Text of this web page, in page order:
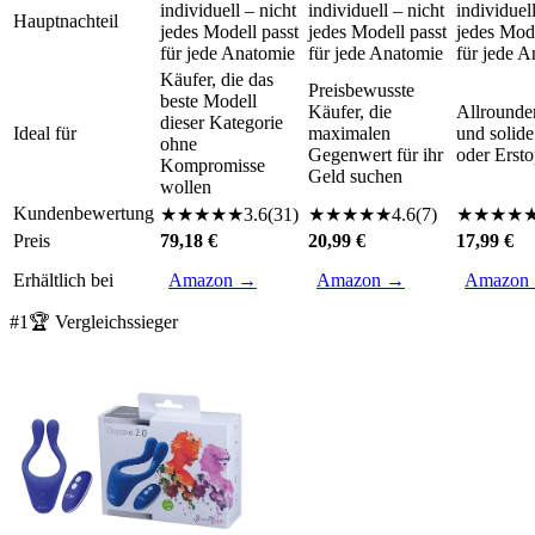
Hauptnachteil
individuell – nicht
jedes Modell passt
für jede Anatomie
individuell – nicht
jedes Modell passt
für jede Anatomie
jedes
für jede
Ideal für
Käufer, die das
beste Modell
dieser Kategorie
ohne
Kompromisse
wollen
Preisbewusste
Käufer, die
maximalen
Gegenwert für ihr
Geld suchen
und
oder
Kundenbewertung ★★★★★3.6(31) ★★★★★4.6(7) ★★★★
Preis
79,18 € 20,99 €
17,99 €
Erhältlich bei
Amazon → Amazon →
#1 🏆 Vergleichssieger